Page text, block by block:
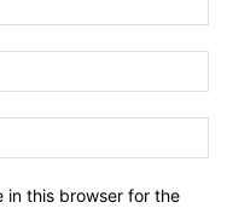
in this browser for the